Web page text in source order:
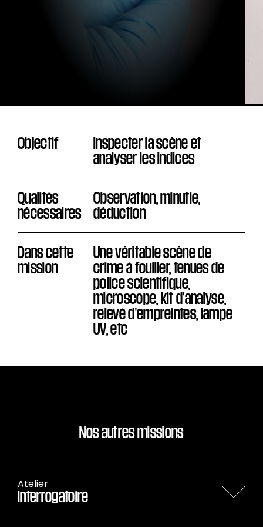
Objectif
Inspecter la scène et
analyser les indices
Qualités
nécessaires
Observation, minutie,
déduction
Dans cette
mission
Une véritable scène de
crime à fouiller, tenues de
police scientifique,
microscope, kit d'analyse,
relevé d'empreintes, lampe
UV, etc
Nos autres missions
Atelier
Interrogatoire